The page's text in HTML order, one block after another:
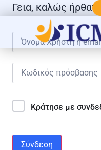
Γεια, καλώς
Κράτησε με
Σύνδεση